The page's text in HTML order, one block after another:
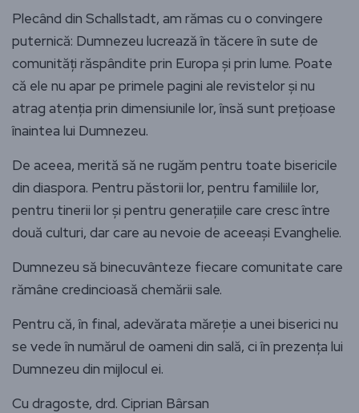
Plecând din Schallstadt, am rămas cu o convingere
puternică: Dumnezeu lucrează în tăcere în sute de
comunități răspândite prin Europa și prin lume. Poate
că ele nu apar pe primele pagini ale revistelor și nu
atrag atenția prin dimensiunile lor, însă sunt prețioase
înaintea lui Dumnezeu.
De aceea, merită să ne rugăm pentru toate bisericile
din diaspora. Pentru păstorii lor, pentru familiile lor,
pentru tinerii lor și pentru generațiile care cresc între
două culturi, dar care au nevoie de aceeași Evanghelie.
Dumnezeu să binecuvânteze fiecare comunitate care
rămâne credincioasă chemării sale.
Pentru că, în final, adevărata măreție a unei biserici nu
se vede în numărul de oameni din sală, ci în prezența lui
Dumnezeu din mijlocul ei.
Cu dragoste, drd. Ciprian Bârsan